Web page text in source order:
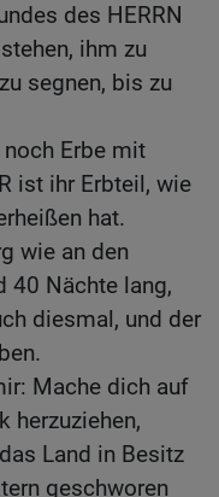
des HERRN
ihm zu
segnen, bis zu
Erbe mit
ist ihr Erbteil, wie
hat.
wie an den
40 Nächte lang,
diesmal, und der
Mache dich auf
herzuziehen,
Land in Besitz
geschworen